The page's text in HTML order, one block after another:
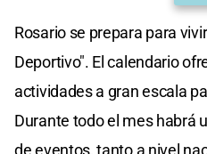
Rosario se prepara para
Deportivo". El calendario
actividades a gran escala
Durante todo el mes habrá
de eventos, tanto a nivel